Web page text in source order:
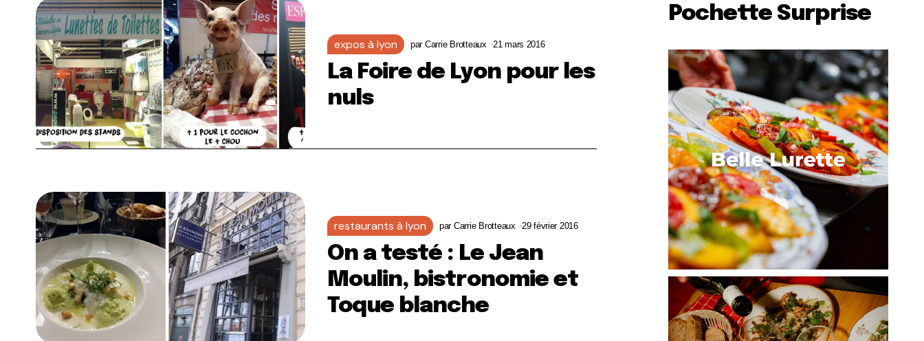
expos à lyon par Carrie Brotteaux 21 mars 2016
La Foire de Lyon pour les
nuls
restaurants à lyon par Carrie Brotteaux 29 février 2016
On a testé : Le Jean
Moulin, bistronomie et
Toque blanche
Pochette Surprise